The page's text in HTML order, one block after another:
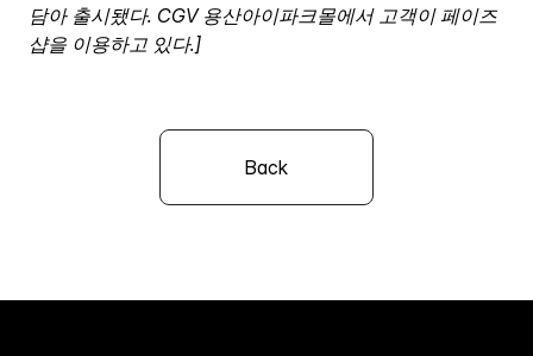
담아 출시됐다. CGV 용산아이파크몰에서 고객이 페이즈
샵을 이용하고 있다.]
Back